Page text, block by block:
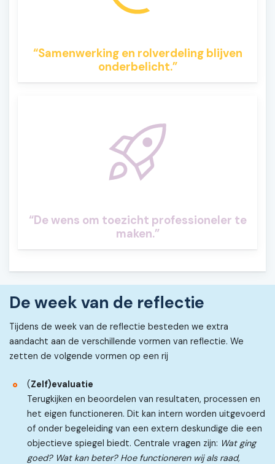
“Samenwerking en rolverdeling blijven
onderbelicht.”
“De wens om toezicht professioneler te
maken.”
De week van de reflectie
Tijdens de week van de reflectie besteden we extra
aandacht aan de verschillende vormen van reflectie. We
zetten de volgende vormen op een rij
(Zelf)evaluatie
Terugkijken en beoordelen van resultaten, processen en
het eigen functioneren. Dit kan intern worden uitgevoerd
of onder begeleiding van een extern deskundige die een
objectieve spiegel biedt. Centrale vragen zijn: Wat ging
goed? Wat kan beter? Hoe functioneren wij als raad,